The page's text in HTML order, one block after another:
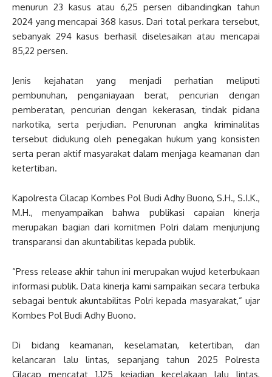
menurun 23 kasus atau 6,25 persen dibandingkan tahun
2024 yang mencapai 368 kasus. Dari total perkara tersebut,
sebanyak 294 kasus berhasil diselesaikan atau mencapai
85,22 persen.
Jenis kejahatan yang menjadi perhatian meliputi
pembunuhan, penganiayaan berat, pencurian dengan
pemberatan, pencurian dengan kekerasan, tindak pidana
narkotika, serta perjudian. Penurunan angka kriminalitas
tersebut didukung oleh penegakan hukum yang konsisten
serta peran aktif masyarakat dalam menjaga keamanan dan
ketertiban.
Kapolresta Cilacap Kombes Pol Budi Adhy Buono, S.H., S.I.K.,
M.H., menyampaikan bahwa publikasi capaian kinerja
merupakan bagian dari komitmen Polri dalam menjunjung
transparansi dan akuntabilitas kepada publik.
“Press release akhir tahun ini merupakan wujud keterbukaan
informasi publik. Data kinerja kami sampaikan secara terbuka
sebagai bentuk akuntabilitas Polri kepada masyarakat,” ujar
Kombes Pol Budi Adhy Buono.
Di bidang keamanan, keselamatan, ketertiban, dan
kelancaran lalu lintas, sepanjang tahun 2025 Polresta
Cilacap mencatat 1.125 kejadian kecelakaan lalu lintas,